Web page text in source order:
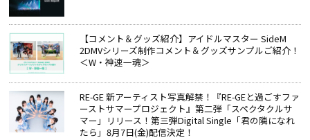
【コメント＆グッズ紹介】アイドルマスター SideM
2DMVシリーズ制作コメント＆グッズサンプルご紹介！
＜W・神速一魂＞
RE-GE 新アーティスト写真解禁！『RE-GEと過ごすファ
ーストサマープロジェクト』第二弾「スペクタクルサ
マー」リリース！第三弾Digital Single「君の隣になれ
たら」8月7日(金)配信決定！